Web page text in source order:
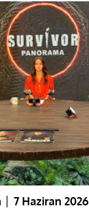
7 Haziran 2026